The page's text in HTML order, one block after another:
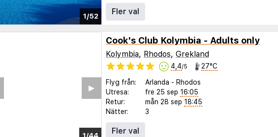
1/52
Fler val
▶︎
Cook's Club Kolymbia - Adults only
Kolymbia, Rhodos, Grekland
4,4/5 27°C
Flyg från: Arlanda - Rhodos
Utresa:
fre 25 sep 16:05
Retur:
mån 28 sep 18:45
Nätter:
3
Fler val